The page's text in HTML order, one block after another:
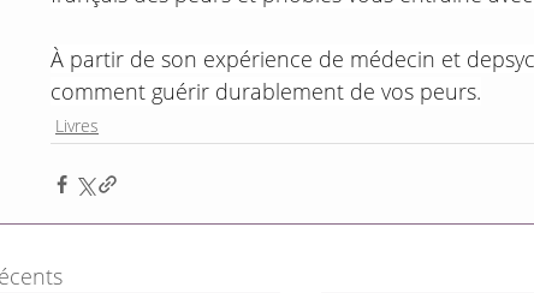
À partir de son expérience de médecin et
comment guérir durablement de vos peurs.
Livres